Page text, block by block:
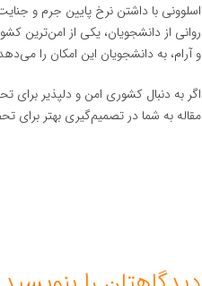
اسلوونی با داشتن نرخ پایین جرم و
روانی از دانشجویان، یکی از امن‌ترین
و آرام، به دانشجویان این امکان را
اگر به دنبال کشوری امن و دلپذیر برای
مقاله به شما در تصمیم‌گیری بهتر